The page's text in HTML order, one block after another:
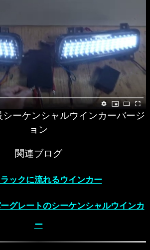
シーケンシャルウインカーバージ
ョン
関連ブログ
ックに流れるウインカー
グレートのシーケンシャルウインカ
ー